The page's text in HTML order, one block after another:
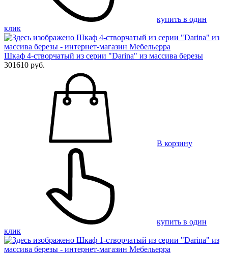
купить в один
клик
Шкаф 4-створчатый из серии "Darina" из массива березы
301610 руб.
В корзину
купить в один
клик